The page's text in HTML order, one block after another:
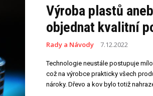
Výroba plastů
objednat kvalitní
Rady a Návody 7.12.2022
Technologie neustále postupuje
což na výrobce prakticky všech
nároky. Dřevo a kov bylo totiž